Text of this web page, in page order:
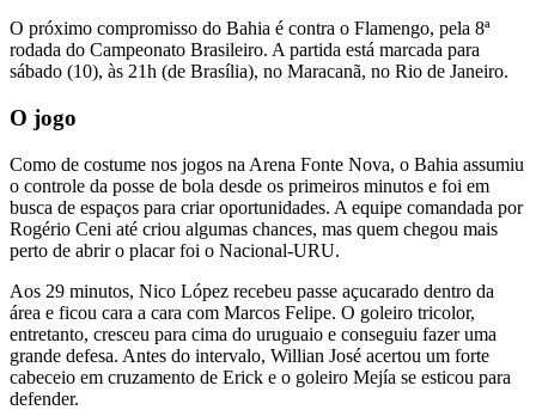
O próximo compromisso do Bahia é contra o Flamengo, pela 8ª
rodada do Campeonato Brasileiro. A partida está marcada para
sábado (10), às 21h (de Brasília), no Maracanã, no Rio de Janeiro.
O jogo
Como de costume nos jogos na Arena Fonte Nova, o Bahia assumiu
o controle da posse de bola desde os primeiros minutos e foi em
busca de espaços para criar oportunidades. A equipe comandada por
Rogério Ceni até criou algumas chances, mas quem chegou mais
perto de abrir o placar foi o Nacional-URU.
Aos 29 minutos, Nico López recebeu passe açucarado dentro da
área e ficou cara a cara com Marcos Felipe. O goleiro tricolor,
entretanto, cresceu para cima do uruguaio e conseguiu fazer uma
grande defesa. Antes do intervalo, Willian José acertou um forte
cabeceio em cruzamento de Erick e o goleiro Mejía se esticou para
defender.